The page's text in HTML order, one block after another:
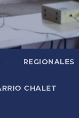
REGIONALES
CHALET